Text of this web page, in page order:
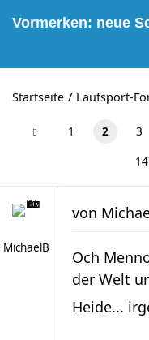
Vormerken: neue
Startseite Laufsport-
1 2 3
MichaelB
von
Och
der Welt
Heide...